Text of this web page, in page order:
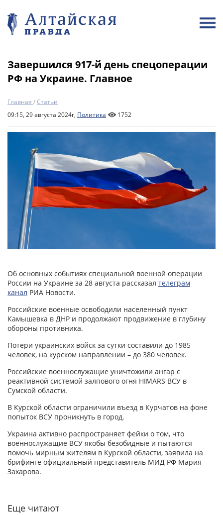
Завершился 917-й день спецоперации
РФ на Украине. Главное
Главная /Статьи
09:15, 29 августа 2024г, Политика 1752
Об основных событиях специальной военной операции
России на Украине за 28 августа рассказал телеграм
канал РИА Новости.
Российские военные освободили населенный пункт
Камышевка в ДНР и продолжают продвижение в глубину
обороны противника.
Потери украинских войск за сутки составили до 1985
человек, на курском направлении – до 380 человек.
Российские военнослужащие уничтожили ангар с
реактивной системой залпового огня HIMARS ВСУ в
Сумской области.
В Курской области ограничили въезд в Курчатов на фоне
попыток ВСУ проникнуть в город.
Украина активно распространяет фейки о том, что
военнослужащие ВСУ якобы безобидные и пытаются
помочь мирным жителям в Курской области, заявила на
брифинге официальный представитель МИД РФ Мария
Захарова.
Еще читают